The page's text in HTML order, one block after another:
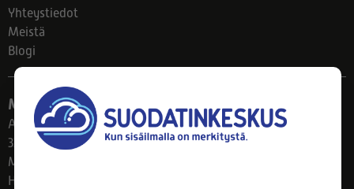
Yhteystiedot
Meistä
Blogi
Myymälä
Ahlmanintie 61
33800 Tampere
Ma–Pe 8–17
Huom! Myymälän poikkeusaukiolot: 27.7.-21.8. klo 8-16